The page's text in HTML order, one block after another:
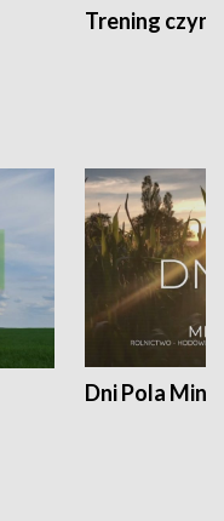
Trening czyni
Dni Pola